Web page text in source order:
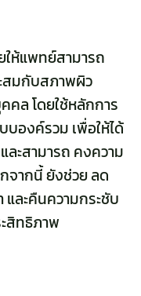
ห้แพทย์สามารถ
ะสมกับสภาพผิว
คล โดยใช้หลักการ
องค์รวม เพื่อให้ได้
ะสามารถ คงความ
จากนี้ ยังช่วย ลด
ละคืนความกระชับ
สิทธิภาพ